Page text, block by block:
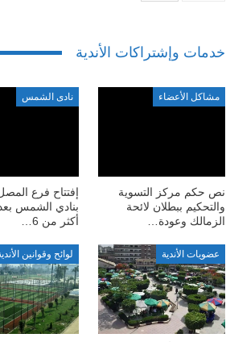
خدمات وإشتراكات الأندية
مشاكل الأعضاء
نص حكم مركز التسوية
والتحكيم ببطلان لائحة
الزمالك وعودة…
نادى الشمس
إفتتاح فرع
بنادي الشمس
أكثر من 6…
عضويات الأندية